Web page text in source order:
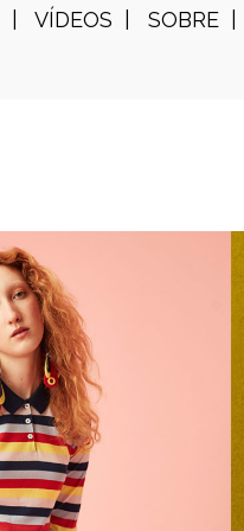
VÍDEOS SOBRE